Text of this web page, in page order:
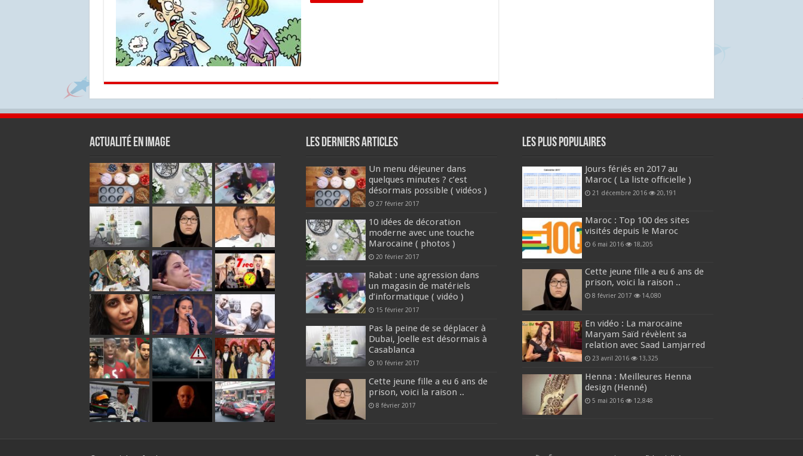
Actualité en Image Les derniers articles
Un menu déjeuner dans
quelques minutes ? c’est
désormais possible ( vidéos )
27 février 2017
10 idées de décoration
moderne avec une touche
Marocaine ( photos )
20 février 2017
Rabat : une agression dans
un magasin de matériels
d’informatique ( vidéo )
15 février 2017
Pas la peine de se déplacer à
Dubai, Joelle est désormais à
Casablanca
10 février 2017
Cette jeune fille a eu 6 ans de
prison, voici la raison ..
8 février 2017
Les plus populaires
Jours fériés en 2017 au
Maroc ( La liste officielle )
21 décembre 2016 20,191
Maroc : Top 100 des sites
visités depuis le Maroc
6 mai 2016 18,205
Cette jeune fille a eu 6 ans de
prison, voici la raison ..
8 février 2017 14,080
En vidéo : La marocaine
Maryam Saïd révèlent sa
relation avec Saad Lamjarred
23 avril 2016 13,325
Henna : Meilleures Henna
design (Henné)
5 mai 2016 12,848